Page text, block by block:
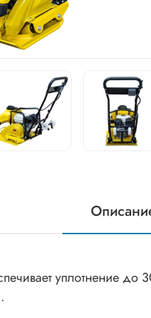
уплотнение